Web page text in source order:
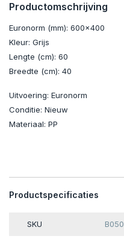
Productomschrijving
Euronorm (mm): 600x400
Kleur: Grijs
Lengte (cm): 60
Breedte (cm): 40
Uitvoering: Euronorm
Conditie: Nieuw
Materiaal: PP
Productspecificaties
SKU B050